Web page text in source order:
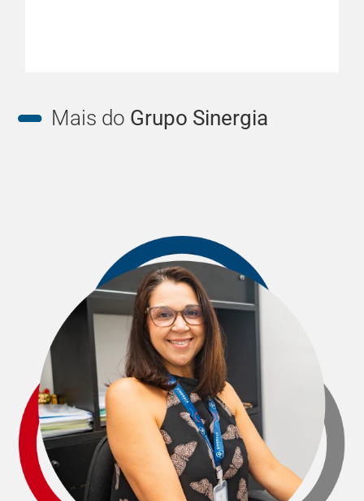
Mais do Grupo Sinergia